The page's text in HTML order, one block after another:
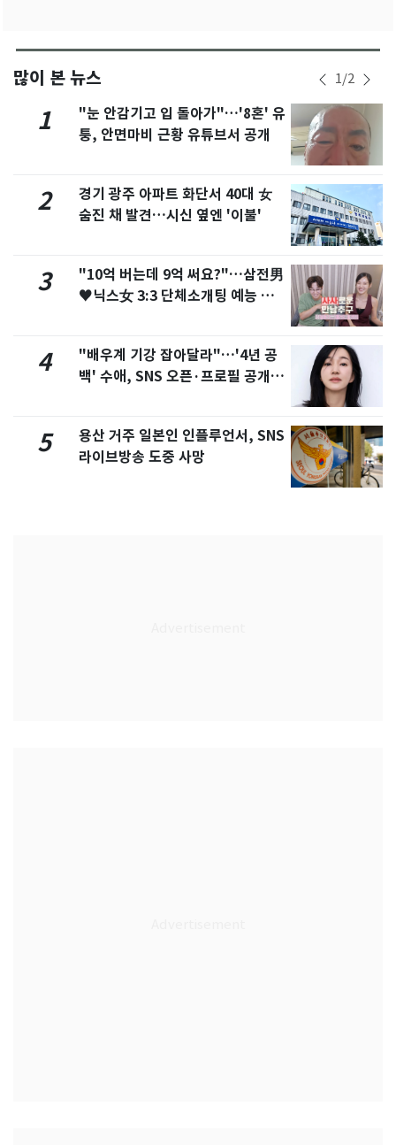
많이 본 뉴스 1/2
1
"눈 안감기고 입 돌아가"…'8혼' 유
퉁, 안면마비 근황 유튜브서 공개
2
경기 광주 아파트 화단서 40대 女
숨진 채 발견…시신 옆엔 '이불'
3
"10억 버는데 9억 써요?"…삼전男
♥닉스女 3:3 단체소개팅 예능 화
4
"배우계 기강 잡아달라"…'4년 공
백' 수애, SNS 오픈·프로필 공개
5
용산 거주 일본인 인플루언서, SNS
라이브방송 도중 사망